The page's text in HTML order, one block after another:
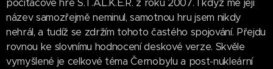
počítačové hře S.T.A.L.K.E.R. z roku 2007. I když mě její
název samozřejmě neminul, samotnou hru jsem nikdy
nehrál, a tudíž se zdržím tohoto častého spojování. Přejdu
rovnou ke slovnímu hodnocení deskové verze. Skvěle
vymyšlené je celkové téma Černobylu a post-nukleární